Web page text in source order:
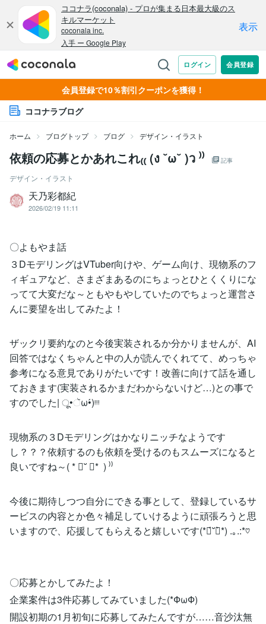
会員登録で10％割引クーポンを獲得！
ココナラブログ
ホーム ブログトップ ブログ デザイン・イラスト
依頼の応募とかあれこれ₍₍ (ง ˘ω˘ )ว ⁾⁾ 記事
デザイン・イラスト
天乃彩都紀
2026/02/19 11:11
〇よもやま話
３DモデリングはVTuber向けや、ゲーム向け、現物系のフ
ィギュアなど、さまざまあるのにちょっとひとくくりにな
ってて大変だな～ともやもやしていたのでちょっと運営さ
んに要望を出してみたよ！
ザックリ要約なのと今後実装されるか分かりませんが、AI
回答ではなくちゃんと中の人が読んでくれてて、めっちゃ
参考になる意見でありがたいです！改善に向けて話を通し
ておきます(実装されるかまだわからないけど…)との事で
すのでした| ू•ૅω•́)ᵎᵎᵎ
現物系の３Dモデリングはかなりニッチなようです
し？？？依頼するのも依頼を受けるのもスムーズになると
良いですね～( * ॑˘ ॑* ) ⁾⁾
今後に期待しつつ自分にできる事として、登録しているサ
ービスの内容とか色々補足していけるように頑張ろうと思
いますので、応援してもらえると嬉しいです(*ฅ́˘ฅ̀*) .｡.:*♡
〇応募とかしてみたよ！
企業案件は3件応募してみていました(*ФωФ)
開設初期の1月初旬に応募してみたんですが……音沙汰無